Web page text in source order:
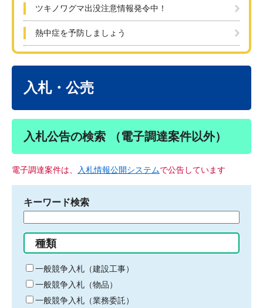
ツキノワグマ出没注意情報発令中！
熱中症を予防しましょう
入札・公売
入札公告の検索 （電子調達案件以外）
電子調達案件は、 入札情報公開システムで公告しています
キーワード検索
る
キ
ー
ワ
ー
種類
一般競争入札（建設工事）
一般競争入札（物品）
一般競争入札（業務委託）